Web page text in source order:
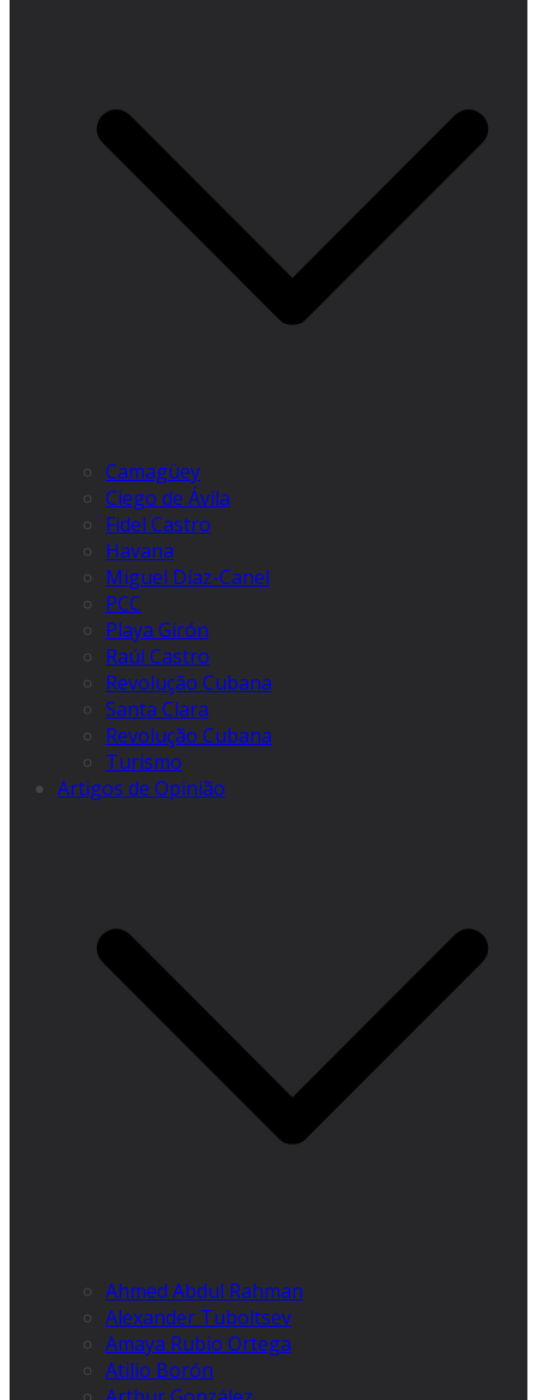
Camagüey
Ciego de Ávila
Fidel Castro
Havana
Miguel Díaz-Canel
PCC
Playa Girón
Raúl Castro
Revolução Cubana
Santa Clara
Revolução Cubana
Turismo
Artigos de Opinião
Ahmed Abdul Rahman
Alexander Tuboltsev
Amaya Rubio Ortega
Atilio Borón